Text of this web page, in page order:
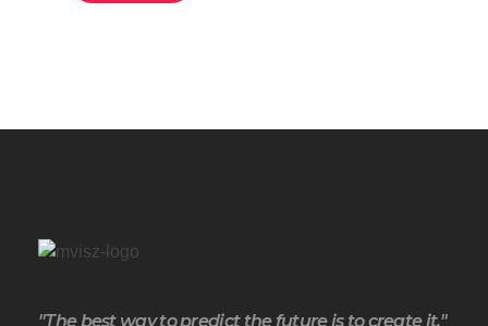
"The best way to predict the future is to create it."